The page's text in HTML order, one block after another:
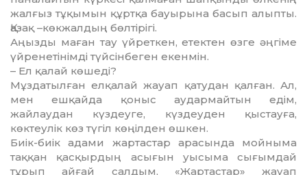
жалғыз тұқымын құртқа бауы­рына басып алыпты.
Қазақ –көк­жалдың бөлтірігі.
Аңызды маған тау үйреткен, етек­тен өзге әңгіме
үйренетінімді түй­сінбеген екенмін.
– Ел қалай көшеді?
Мұздатылған елқалай жауап қатудан қалған. Ал,
мен ешқайда қоныс аудармайтын едім,
жайлаудан күздеуге, күздеуден қыстауға,
көктеулік көз түгіл көңілден өшкен.
Биік-биік адами жартастар ара­сын­да мойныма
таққан қасқырдың асығын уысыма сығымдай
тұрып айғай салдым, «Жартастар» жауап